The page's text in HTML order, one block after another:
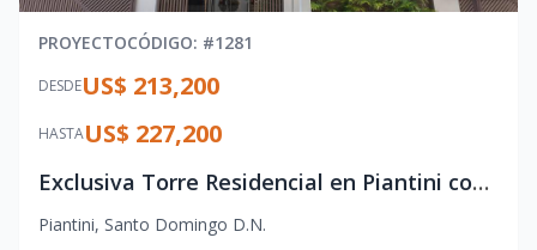
PROYECTOCÓDIGO: #1281
DESDEUS$ 213,200
HASTAUS$ 227,200
Exclusiva Torre Residencial en Piantini con Amenidades de Lujo
Piantini, Santo Domingo D.N.